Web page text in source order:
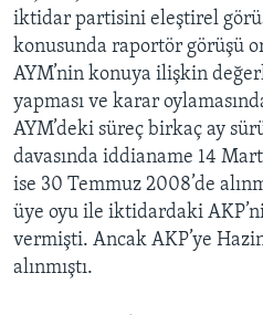
iktidar partisini eleştirel
konusunda raportör görüşü
AYM’nin konuya ilişkin
yapması ve karar
AYM’deki süreç birkaç ay
davasında iddianame 14
ise 30 Temmuz 2008’de
üye oyu ile iktidardaki
vermişti. Ancak AKP’ye
alınmıştı.